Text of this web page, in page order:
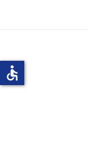
accessible